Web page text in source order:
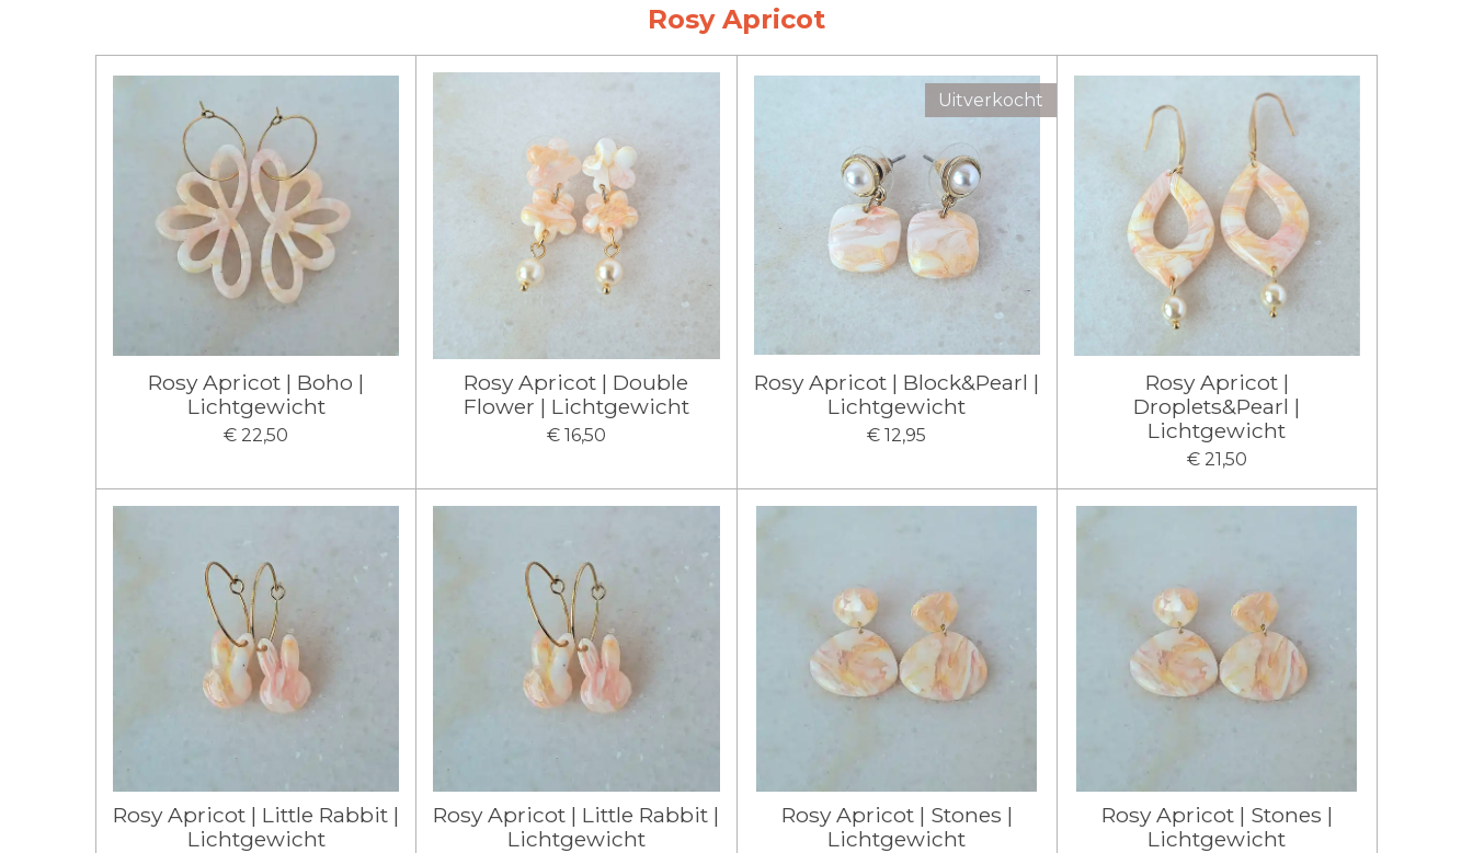
Rosy Apricot
Rosy Apricot | Boho |
Lichtgewicht
€ 22,50
Rosy Apricot | Double
Flower | Lichtgewicht
€ 16,50
Uitverkocht
Rosy Apricot | Block&Pearl |
Lichtgewicht
€ 12,95
Rosy Apricot |
Droplets&Pearl |
Lichtgewicht
€ 21,50
Rosy Apricot | Little Rabbit |
Lichtgewicht
Rosy Apricot | Little Rabbit |
Lichtgewicht
Rosy Apricot | Stones |
Lichtgewicht
Rosy Apricot | Stones |
Lichtgewicht